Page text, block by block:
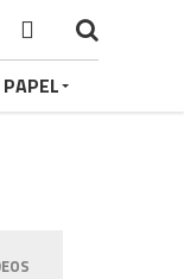
PAPEL